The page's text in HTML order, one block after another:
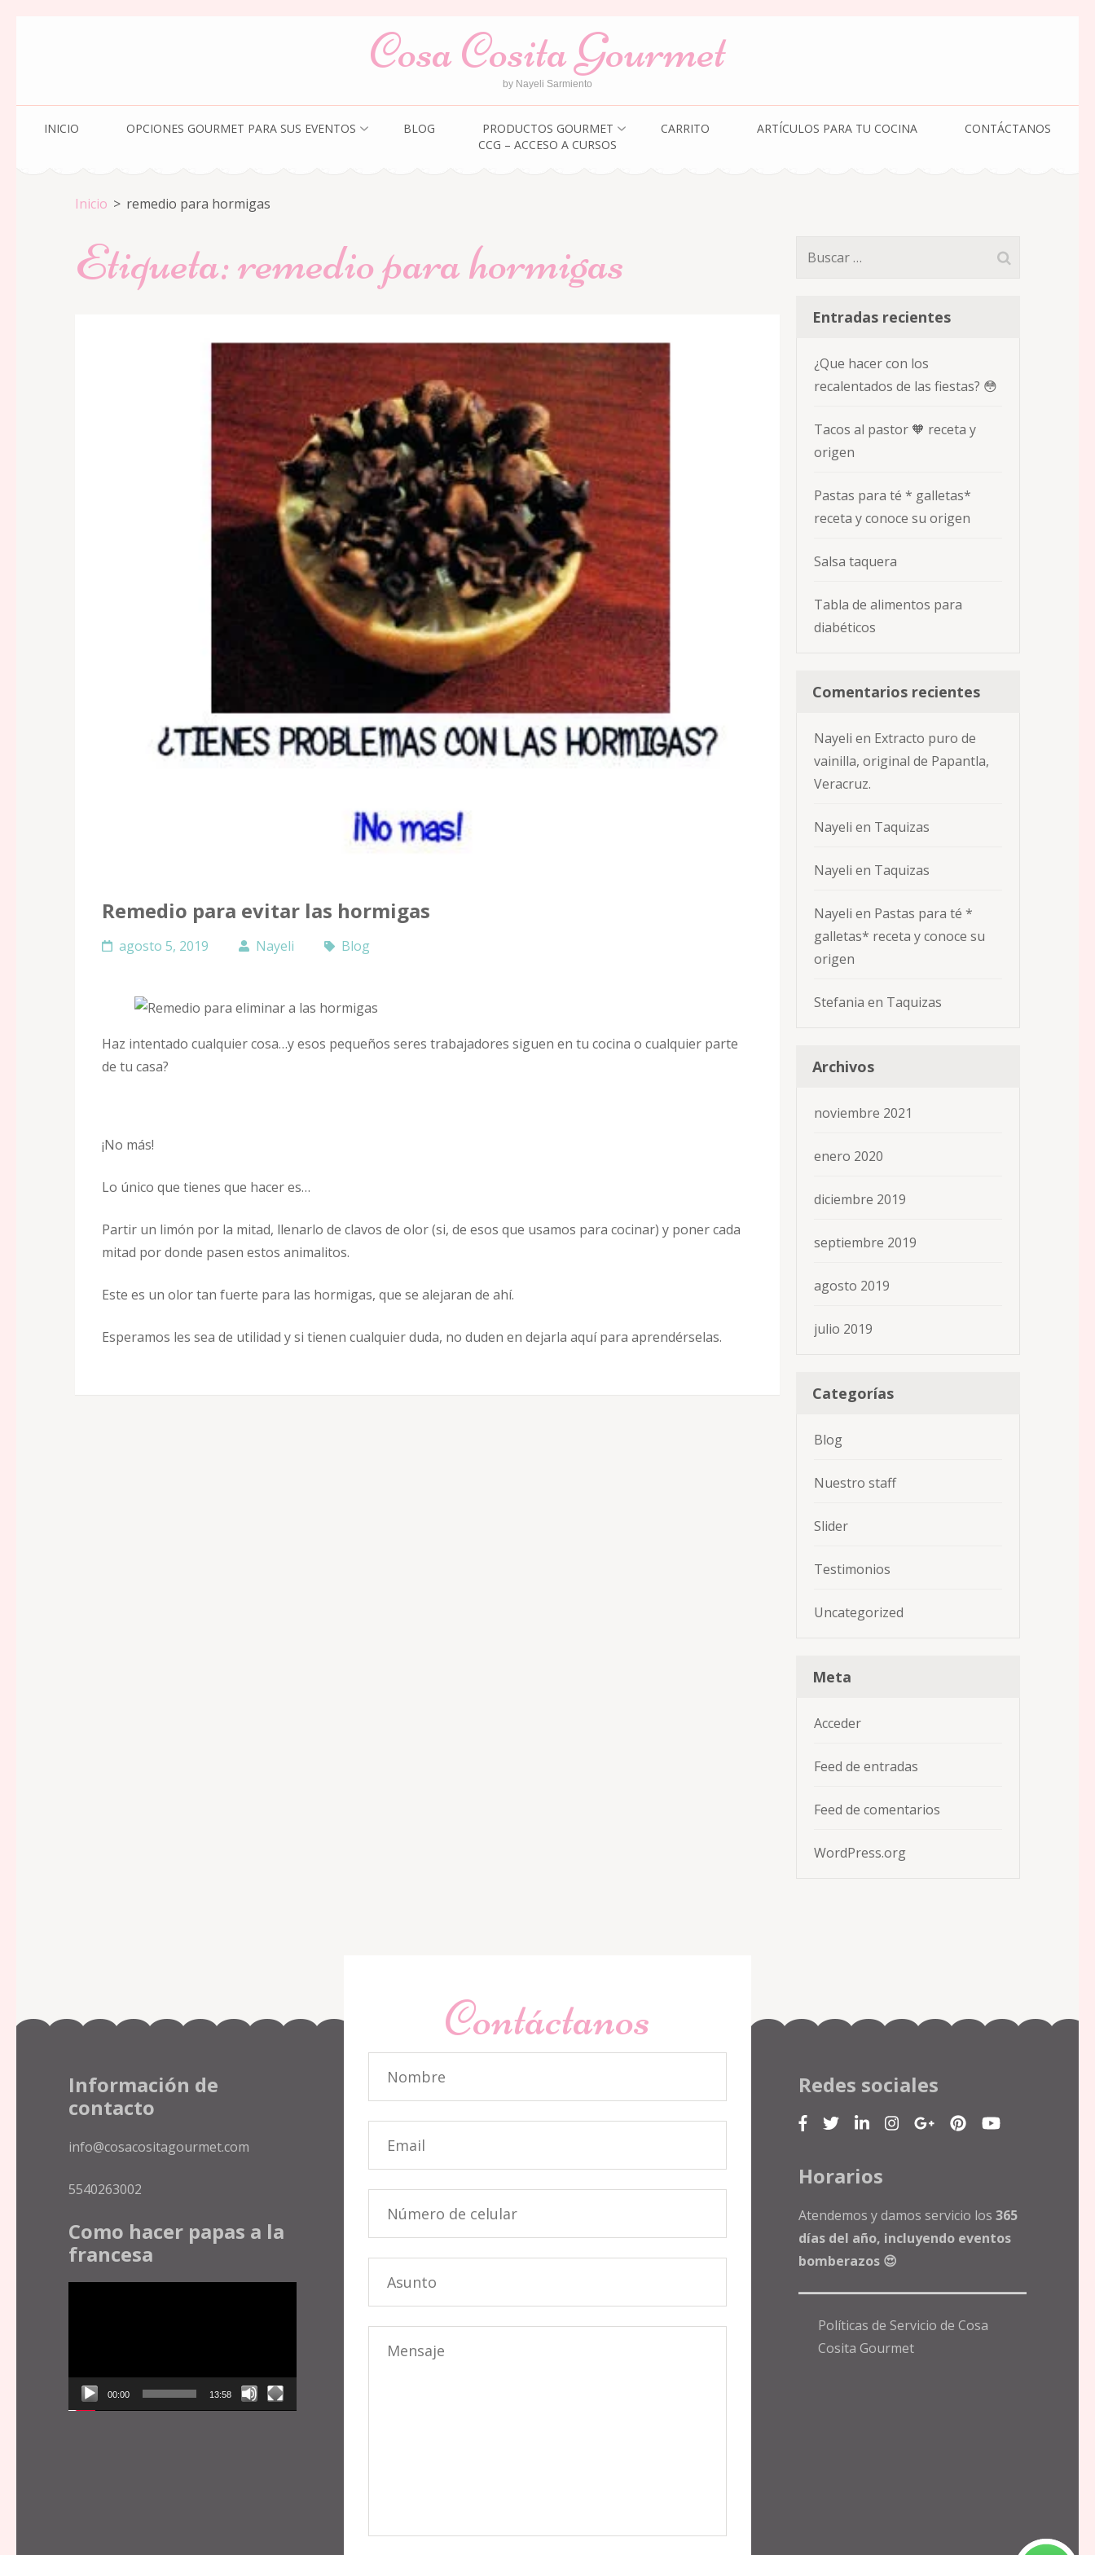
Cosa Cosita Gourmet
by Nayeli Sarmiento
INICIO OPCIONES GOURMET PARA SUS EVENTOS BLOG PRODUCTOS GOURMET CARRITO ARTÍCULOS PARA TU COCINA
CONTÁCTANOS
CCG – ACCESO A CURSOS
Inicio > remedio para hormigas
Etiqueta:remedio para hormigas
Remedio para evitar las hormigas
agosto 5, 2019 Nayeli Blog
Haz intentado cualquier cosa…y esos pequeños seres trabajadores siguen en tu cocina o cualquier parte
de tu casa?
¡No más!
Lo único que tienes que hacer es…
Partir un limón por la mitad, llenarlo de clavos de olor (si, de esos que usamos para cocinar) y poner cada
mitad por donde pasen estos animalitos.
Este es un olor tan fuerte para las hormigas, que se alejaran de ahí.
Esperamos les sea de utilidad y si tienen cualquier duda, no duden en dejarla aquí para aprendérselas.
Buscar:
Entradas recientes
¿Que hacer con los
recalentados de las fiestas? 😳
Tacos al pastor 🧡 receta y
origen
Pastas para té * galletas*
receta y conoce su origen
Salsa taquera
Tabla de alimentos para
diabéticos
Comentarios recientes
Nayeli en Extracto puro de
vainilla, original de Papantla,
Veracruz.
Nayeli en Taquizas
Nayeli en Taquizas
Nayeli en Pastas para té *
galletas* receta y conoce su
origen
Stefania en Taquizas
Archivos
noviembre 2021
enero 2020
diciembre 2019
septiembre 2019
agosto 2019
julio 2019
Categorías
Blog
Nuestro staff
Slider
Testimonios
Uncategorized
Meta
Acceder
Feed de entradas
Feed de comentarios
WordPress.org
Información de
contacto
info@cosacositagourmet.com
5540263002
Como hacer papas a la
francesa
00:00 13:58
Contáctanos
Redes sociales
Horarios
Atendemos y damos servicio los 365
días del año, incluyendo eventos
bomberazos 😍
Políticas de Servicio de Cosa
Cosita Gourmet